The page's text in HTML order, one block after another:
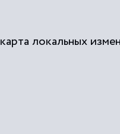
карта локальных